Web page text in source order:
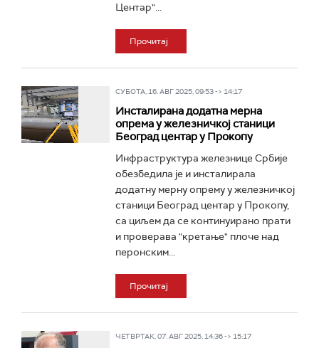
Центар"...
Прочитај
СУБОТА, 16. АВГ 2025, 09:53 -> 14:17
Инсталирана додатна мерна
опрема у железничкој станици
Београд центар у Прокопу
Инфраструктура железнице Србије
обезбедила је и инсталирала
додатну мерну опрему у железничкој
станици Београд центар у Прокопу,
са циљем да се континуирано прати
и проверава "кретање" плоче над
перонским...
Прочитај
ЧЕТВРТАК, 07. АВГ 2025, 14:36 -> 15:17